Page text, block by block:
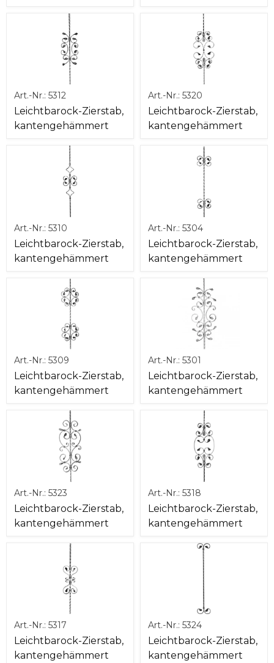
Art.-Nr.: 5312
Leichtbarock-Zierstab,
kantengehämmert
Art.-Nr.: 5320
Leichtbarock-Zierstab,
kantengehämmert
Art.-Nr.: 5310
Leichtbarock-Zierstab,
kantengehämmert
Art.-Nr.: 5304
Leichtbarock-Zierstab,
kantengehämmert
Art.-Nr.: 5309
Leichtbarock-Zierstab,
kantengehämmert
Art.-Nr.: 5301
Leichtbarock-Zierstab,
kantengehämmert
Art.-Nr.: 5323
Leichtbarock-Zierstab,
kantengehämmert
Art.-Nr.: 5318
Leichtbarock-Zierstab,
kantengehämmert
Art.-Nr.: 5317
Leichtbarock-Zierstab,
kantengehämmert
Art.-Nr.: 5324
Leichtbarock-Zierstab,
kantengehämmert